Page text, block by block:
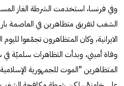
وفي فرنسا، استخدمت الشرطة الغاز
الشغب لتفريق متظاهرين في العاصمة
الايرانية، وكان المتظاهرون تجمّعوا
وفاة أميني، وبدأت التظاهرات سلميّة
المتظاهرين "الموت للجمهورية